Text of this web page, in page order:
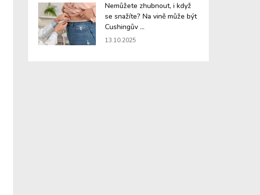
Nemůžete zhubnout, i když
se snažíte? Na vině může být
Cushingův ...
13.10.2025